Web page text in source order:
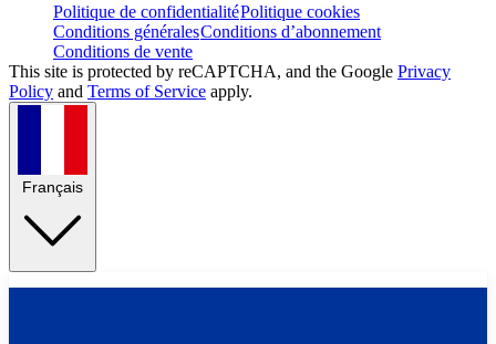
Politique de confidentialitéPolitique cookies
Conditions généralesConditions d’abonnement
Conditions de vente
This site is protected by reCAPTCHA, and the Google Privacy
Policy and Terms of Service apply.
Français